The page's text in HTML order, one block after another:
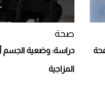
أفضل تدريج للشعر
صحة
دراسة: وضعية الجسم
المزاجية